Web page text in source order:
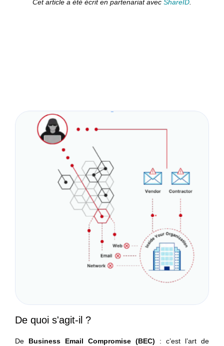
Cet article a été écrit en partenariat avec ShareID.
De quoi s'agit-il ?
De Business Email Compromise (BEC) : c’est l’art de